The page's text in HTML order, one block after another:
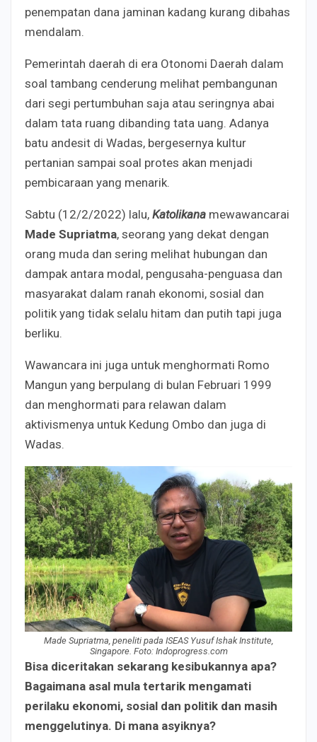
penempatan dana jaminan kadang kurang dibahas
mendalam.
Pemerintah daerah di era Otonomi Daerah dalam
soal tambang cenderung melihat pembangunan
dari segi pertumbuhan saja atau seringnya abai
dalam tata ruang dibanding tata uang. Adanya
batu andesit di Wadas, bergesernya kultur
pertanian sampai soal protes akan menjadi
pembicaraan yang menarik.
Sabtu (12/2/2022) lalu, Katolikana mewawancarai
Made Supriatma, seorang yang dekat dengan
orang muda dan sering melihat hubungan dan
dampak antara modal, pengusaha-penguasa dan
masyarakat dalam ranah ekonomi, sosial dan
politik yang tidak selalu hitam dan putih tapi juga
berliku.
Wawancara ini juga untuk menghormati Romo
Mangun yang berpulang di bulan Februari 1999
dan menghormati para relawan dalam
aktivismenya untuk Kedung Ombo dan juga di
Wadas.
Made Supriatma, peneliti pada ISEAS Yusuf Ishak Institute,
Singapore. Foto: Indoprogress.com
Bisa diceritakan sekarang kesibukannya apa?
Bagaimana asal mula tertarik mengamati
perilaku ekonomi, sosial dan politik dan masih
menggelutinya. Di mana asyiknya?